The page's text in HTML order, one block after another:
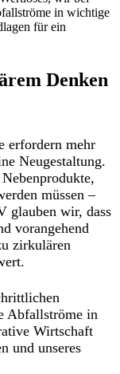
in wichtige
für ein
Denken
erfordern mehr
Neugestaltung.
müssen –
glauben wir, dass
vorangehend
zirkulären
Abfallströme in
Wirtschaft
und unseres